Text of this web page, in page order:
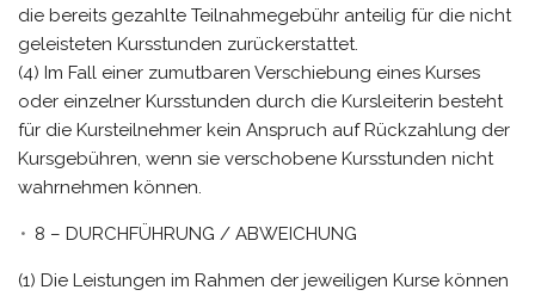
die bereits gezahlte Teilnahmegebühr anteilig für die nicht
geleisteten Kursstunden zurückerstattet.
(4) Im Fall einer zumutbaren Verschiebung eines Kurses
oder einzelner Kursstunden durch die Kursleiterin besteht
für die Kursteilnehmer kein Anspruch auf Rückzahlung der
Kursgebühren, wenn sie verschobene Kursstunden nicht
wahrnehmen können.
8 – DURCHFÜHRUNG / ABWEICHUNG
(1) Die Leistungen im Rahmen der jeweiligen Kurse können